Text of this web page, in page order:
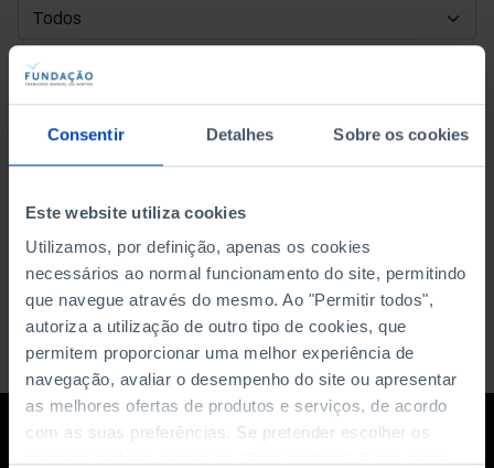
Consentir Detalhes Sobre os cookies
Este website utiliza cookies
Utilizamos, por definição, apenas os cookies
necessários ao normal funcionamento do site, permitindo
que navegue através do mesmo. Ao "Permitir todos",
autoriza a utilização de outro tipo de cookies, que
permitem proporcionar uma melhor experiência de
navegação, avaliar o desempenho do site ou apresentar
as melhores ofertas de produtos e serviços, de acordo
com as suas preferências. Se pretender escolher os
DATA DE INÍCIO
DATA DE FIM